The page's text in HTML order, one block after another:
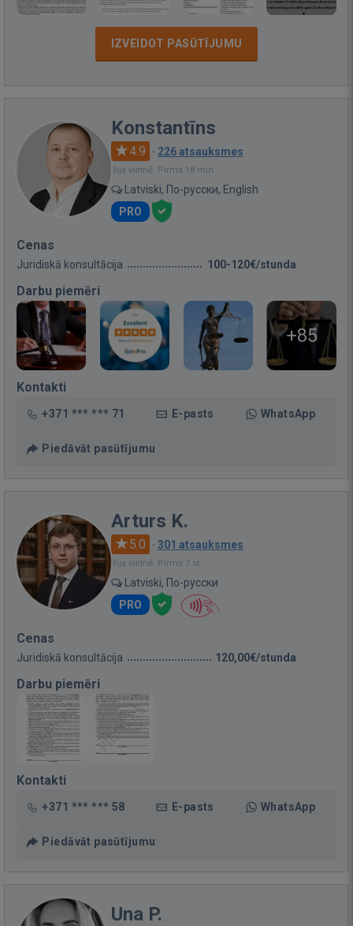
IZVEIDOT PASŪTĪJUMU
Konstantīns
4.9 · 226 atsauksmes
Bija vietnē: Pirms 18 min.
Latviski, По-русски, English
PRO
Cenas
Juridiskā konsultācija 100-120€/stunda
Darbu piemēri
+85
Kontakti
+371 *** *** 71 E-pasts WhatsApp
Piedāvāt pasūtījumu
Arturs K.
5.0 · 301 atsauksmes
Bija vietnē: Pirms 7 st.
Latviski, По-русски
PRO
Cenas
Juridiskā konsultācija 120,00€/stunda
Darbu piemēri
Kontakti
+371 *** *** 58 E-pasts WhatsApp
Piedāvāt pasūtījumu
Una P.